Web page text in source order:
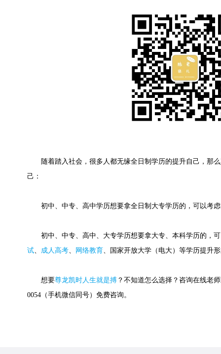
随着踏入社会，很多人都无缘全日制学历的提升自己，那么
己：
初中、中专、高中学历想要拿全日制大专学历的，可以考虑
初中、中专、高中、大专学历想要拿大专、本科学历的，可
试、 成人高考、 网络教育、国家开放大学（电大）等学历提升
想要尊龙凯时人生就是搏 ？不知道怎么选择？咨询在线老
0054（手机微信同号）免费咨询。